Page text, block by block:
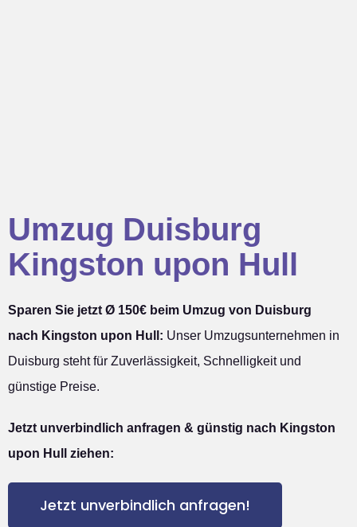
Umzug Duisburg
Kingston upon Hull
Sparen Sie jetzt Ø 150€ beim Umzug von Duisburg
nach Kingston upon Hull: Unser Umzugsunternehmen in
Duisburg steht für Zuverlässigkeit, Schnelligkeit und
günstige Preise.
Jetzt unverbindlich anfragen & günstig nach Kingston
upon Hull ziehen:
Jetzt unverbindlich anfragen!